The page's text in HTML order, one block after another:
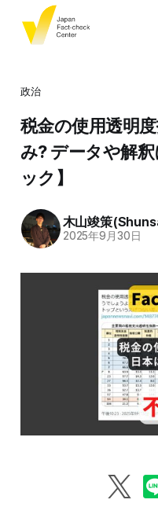
政治
税金の使用透明
み? データや解
ック】
木山竣策
2025年9月30日